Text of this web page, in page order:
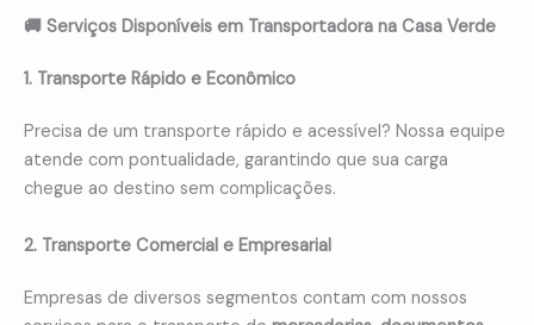
🚚 Serviços Disponíveis em Transportadora na Casa Verde
1. Transporte Rápido e Econômico
Precisa de um transporte rápido e acessível? Nossa equipe
atende com pontualidade, garantindo que sua carga
chegue ao destino sem complicações.
2. Transporte Comercial e Empresarial
Empresas de diversos segmentos contam com nossos